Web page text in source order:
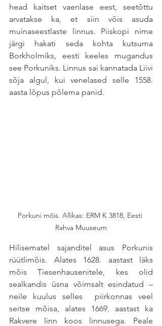
head kaitset vaenlase eest, seetõttu
arvatakse ka, et siin võis asuda
muinaseestlaste linnus. Piiskopi nime
järgi hakati seda kohta kutsuma
Borkholmiks, eesti keeles mugandus
see Porkuniks. Linnus sai kannatada Liivi
sõja algul, kui venelased selle 1558.
aasta lõpus põlema panid.
Porkuni mõis. Allikas: ERM K 3818, Eesti
Rahva Muuseum
Hilisematel sajanditel asus Porkunis
rüütlimõis. Alates 1628. aastast läks
mõis Tiesenhausenitele, kes olid
sealkandis üsna võimsalt esindatud –
neile kuulus selles  piirkonnas veel
seitse mõisa, alates 1669. aastast ka
Rakvere linn koos linnusega. Peale